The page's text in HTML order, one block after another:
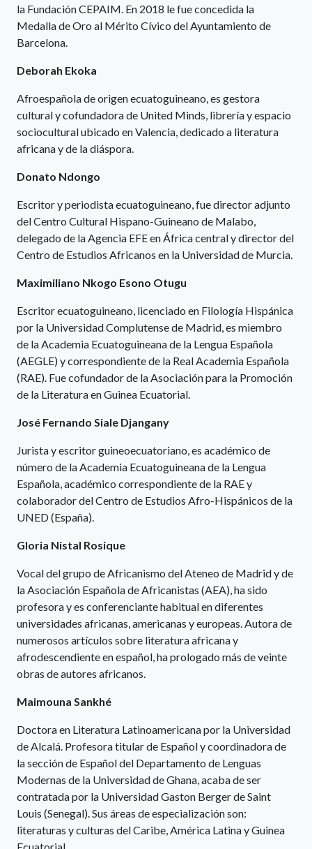
la Fundación CEPAIM. En 2018 le fue concedida la
Medalla de Oro al Mérito Cívico del Ayuntamiento de
Barcelona.
Deborah Ekoka
Afroespañola de origen ecuatoguineano, es gestora
cultural y cofundadora de United Minds, librería y espacio
sociocultural ubicado en Valencia, dedicado a literatura
africana y de la diáspora.
Donato Ndongo
Escritor y periodista ecuatoguineano, fue director adjunto
del Centro Cultural Hispano-Guineano de Malabo,
delegado de la Agencia EFE en África central y director del
Centro de Estudios Africanos en la Universidad de Murcia.
Maximiliano Nkogo Esono Otugu
Escritor ecuatoguineano, licenciado en Filología Hispánica
por la Universidad Complutense de Madrid, es miembro
de la Academia Ecuatoguineana de la Lengua Española
(AEGLE) y correspondiente de la Real Academia Española
(RAE). Fue cofundador de la Asociación para la Promoción
de la Literatura en Guinea Ecuatorial.
José Fernando Siale Djangany
Jurista y escritor guineoecuatoriano, es académico de
número de la Academia Ecuatoguineana de la Lengua
Española, académico correspondiente de la RAE y
colaborador del Centro de Estudios Afro-Hispánicos de la
UNED (España).
Gloria Nistal Rosique
Vocal del grupo de Africanismo del Ateneo de Madrid y de
la Asociación Española de Africanistas (AEA), ha sido
profesora y es conferenciante habitual en diferentes
universidades africanas, americanas y europeas. Autora de
numerosos artículos sobre literatura africana y
afrodescendiente en español, ha prologado más de veinte
obras de autores africanos.
Maimouna Sankhé
Doctora en Literatura Latinoamericana por la Universidad
de Alcalá. Profesora titular de Español y coordinadora de
la sección de Español del Departamento de Lenguas
Modernas de la Universidad de Ghana, acaba de ser
contratada por la Universidad Gaston Berger de Saint
Louis (Senegal). Sus áreas de especialización son:
literaturas y culturas del Caribe, América Latina y Guinea